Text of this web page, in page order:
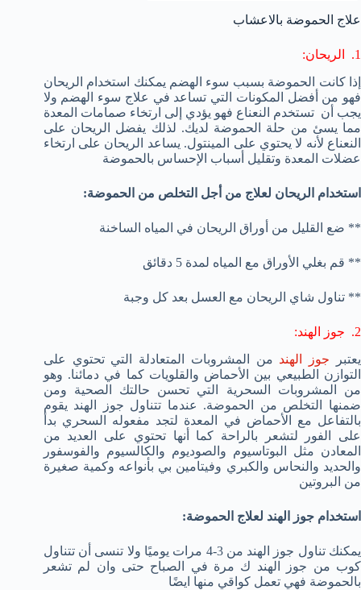
علاج الحموضة بالاعشاب
1. الريحان:
إذا كانت الحموضة بسبب سوء الهضم يمكنك استخدام الريحان
فهو من أفضل المكونات التي تساعد في علاج سوء الهضم ولا
يجب أن تستخدم النعناع فهو يؤدي إلى ارتخاء صمامات المعدة
مما يسئ من حلة الحموضة لديك. لذلك يفضل الريحان على
النعناع لأنه لا يحتوي على المينتول. يساعد الريحان على ارتخاء
عضلات المعدة وتقليل أسباب الإحساس بالحموضة
استخدام الريحان لعلاج من أجل التخلص من الحموضة:
** ضع القليل من أوراق الريحان في المياه الساخنة
** قم بغلي الأوراق مع المياه لمدة 5 دقائق
** تناول شاي الريحان مع العسل بعد كل وجبة
2. جوز الهند:
يعتبر جوز الهند من المشروبات المتعادلة التي تحتوي على
التوازن الطبيعي بين الأحماض والقلويات كما في دمائنا. وهو
من المشروبات السحرية التي تحسن حالتك الصحية ومن
ضمنها التخلص من الحموضة. عندما تتناول جوز الهند يقوم
بالتفاعل مع الأحماض في المعدة لتجد مفعوله السحري بدأ
على الفور لتشعر بالراحة كما أنها تحتوي على العديد من
المعادن مثل البوتاسيوم والصوديوم والكالسيوم والفوسفور
والحديد والنحاس والكبري وفيتامين بي بأنواعه وكمية صغيرة
من البروتين
استخدام جوز الهند لعلاج الحموضة:
يمكنك تناول جوز الهند من 3-4 مرات يوميًا ولا تنسى أن تتناول
كوب من جوز الهند ك مرة في الصباح حتى وان لم تشعر
بالحموضة فهي تعمل كواقي منها ايضًا